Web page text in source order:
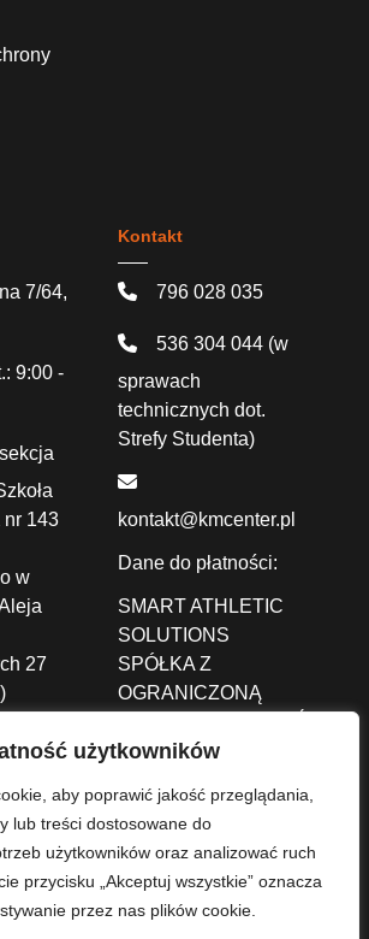
użytkowników
aby poprawić jakość przeglądania,
lub treści dostosowane do
użytkowników oraz analizować ruch
przycisku „Akceptuj wszystkie” oznacza
przez nas plików cookie.
7/64,
9:00 -
nr 143
w
27
Kontakt
796 028 035
536 304 044 (w
sprawach
technicznych dot.
Strefy Studenta)
kontakt@kmcenter.pl
Dane do płatności:
SMART ATHLETIC
SOLUTIONS
SPÓŁKA Z
OGRANICZONĄ
ALEJA JANA PAWŁA
II 43A /37B, 01-001
Warszawa
2004 0000 3702 8273